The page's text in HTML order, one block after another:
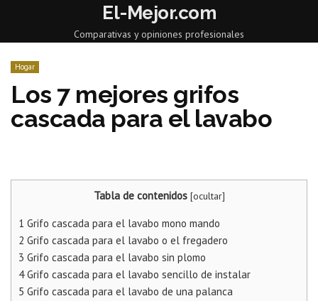
El-Mejor.com
Comparativas y opiniones profesionales
Hogar
Los 7 mejores grifos
cascada para el lavabo
Tabla de contenidos [ocultar]
1 Grifo cascada para el lavabo mono mando
2 Grifo cascada para el lavabo o el fregadero
3 Grifo cascada para el lavabo sin plomo
4Grifo cascada para el lavabo sencillo de instalar
5 Grifo cascada para el lavabo de una palanca